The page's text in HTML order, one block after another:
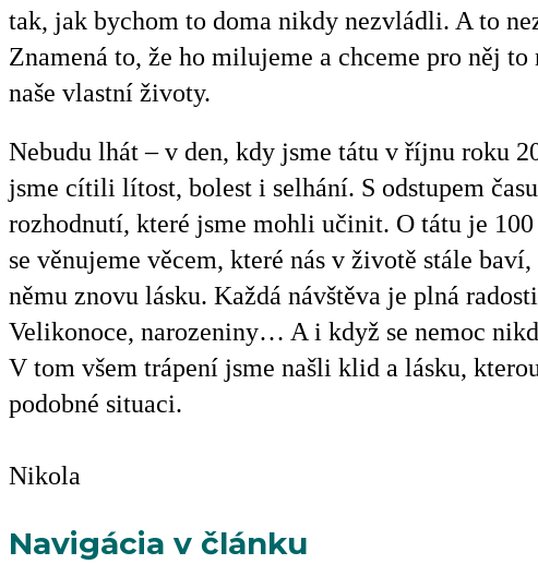
tak, jak bychom to doma nikdy nezvládli. A to
Znamená to, že ho milujeme a chceme pro něj
naše vlastní životy.
Nebudu lhát – v den, kdy jsme tátu v říjnu roku
jsme cítili lítost, bolest i selhání. S odstupem
rozhodnutí, které jsme mohli učinit. O tátu je 100
se věnujeme věcem, které nás v životě stále
němu znovu lásku. Každá návštěva je plná
Velikonoce, narozeniny… A i když se nemoc
V tom všem trápení jsme našli klid a lásku,
podobné situaci.
Nikola
Navigácia v článku